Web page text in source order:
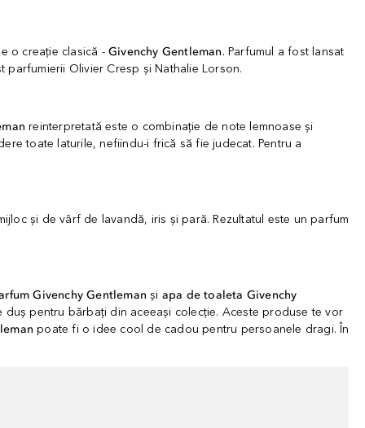
o creație clasică -Givenchy Gentleman. Parfumul a fost lansat
parfumierii Olivier Cresp și Nathalie Lorson.
reinterpretată este o combinație de note lemnoase și
toate laturile, nefiindu-i frică să fie judecat. Pentru a
și de vârf de lavandă, iris și pară. Rezultatul este un parfum
Givenchy Gentleman și apa de toaleta Givenchy
pentru bărbați din aceeași colecție. Aceste produse te vor
poate fi o idee cool de cadou pentru persoanele dragi. În